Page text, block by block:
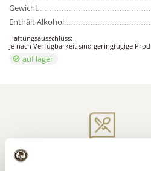
Gewicht
Enthält Alkohol
Haftungsausschluss:
Je nach Verfügbarkeit sind geringfügige
auf lager